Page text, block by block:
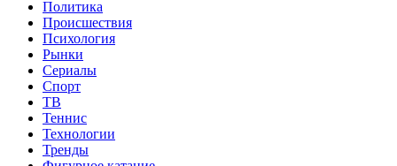
Политика
Происшествия
Психология
Рынки
Сериалы
Спорт
ТВ
Теннис
Технологии
Тренды